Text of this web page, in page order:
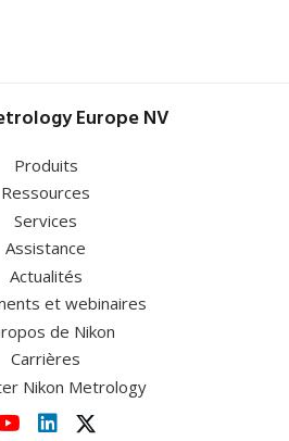
Europe NV
Produits
Ressources
Services
Assistance
Actualités
et webinaires
de Nikon
Carrières
Nikon Metrology